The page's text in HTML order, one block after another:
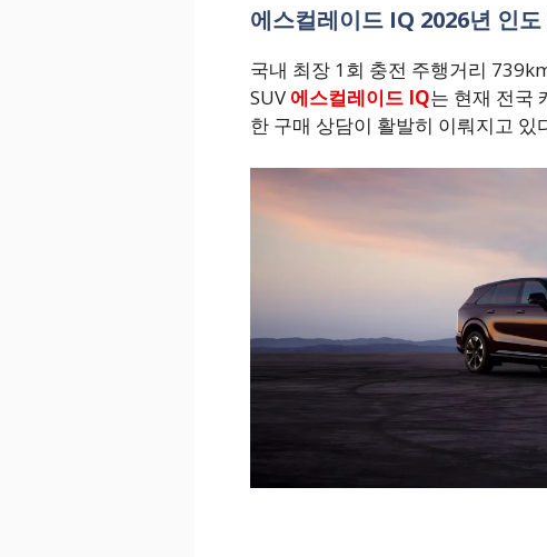
에스컬레이드 IQ 2026년 인
국내 최장 1회 충전 주행거리
SUV 에스컬레이드 IQ는 현재 전국
한 구매 상담이 활발히 이뤄지고 있